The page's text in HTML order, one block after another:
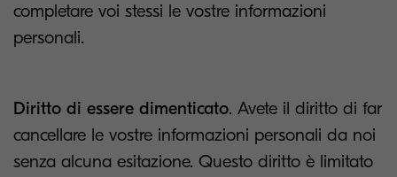
completare voi stessi le vostre informazioni
personali.
Diritto di essere dimenticato. Avete il diritto di far
cancellare le vostre informazioni personali da noi
senza alcuna esitazione. Questo diritto è limitato